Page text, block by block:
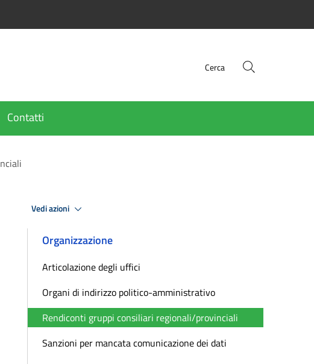
Cerca
Contatti
Vedi azioni
Organizzazione
Articolazione degli uffici
Organi di indirizzo politico-amministrativo
Rendiconti gruppi consiliari regionali/provinciali
Sanzioni per mancata comunicazione dei dati